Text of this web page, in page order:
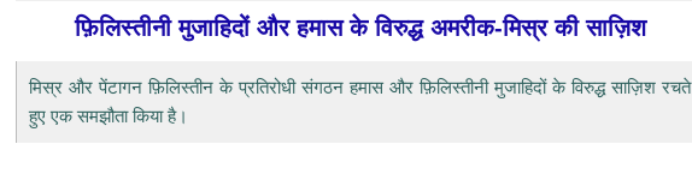
फ़िलिस्तीनी मुजाहिदों और हमास के विरुद्ध अमरीक-मिस्र की साज़िश
मिस्र और पेंटागन फ़िलिस्तीन के प्रतिरोधी संगठन हमास और फ़िलिस्तीनी मुजाहिदों के विरुद्ध साज़िश रचते
हुए एक समझौता किया है।